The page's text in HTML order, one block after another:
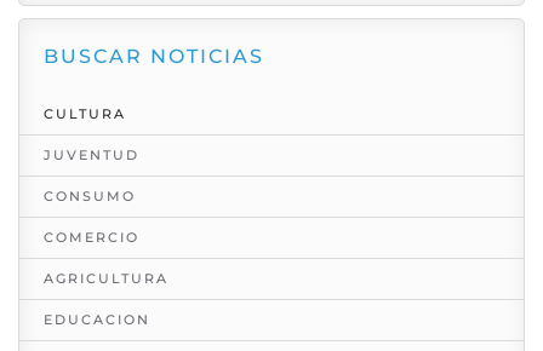
BUSCAR NOTICIAS
CULTURA
JUVENTUD
CONSUMO
COMERCIO
AGRICULTURA
EDUCACION